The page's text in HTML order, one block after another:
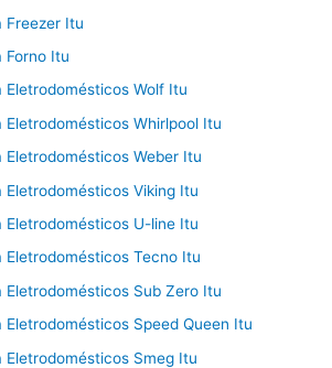
Freezer Itu
Forno Itu
Eletrodomésticos Wolf Itu
Whirlpool Itu
Weber Itu
Viking Itu
Eletrodomésticos U-line Itu
Eletrodomésticos Tecno Itu
Eletrodomésticos Sub Zero Itu
Speed Queen Itu
Eletrodomésticos Smeg Itu